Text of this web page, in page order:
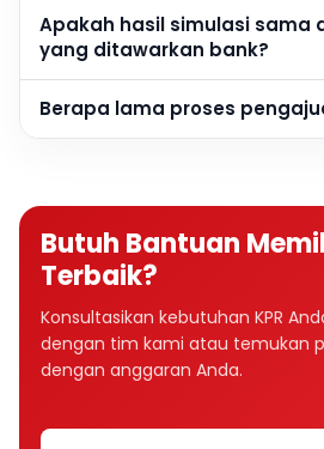
Apakah hasil simulasi sama
yang ditawarkan bank?
Berapa lama proses
Butuh Bantuan
Terbaik?
Konsultasikan kebutuhan KPR
dengan tim kami atau temukan
dengan anggaran Anda.